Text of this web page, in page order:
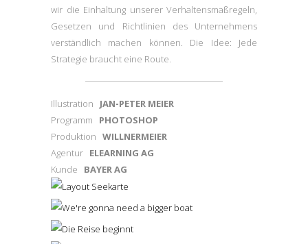
wir die Einhaltung unserer Verhaltensmaßregeln,
Gesetzen und Richtlinien des Unternehmens
verständlich machen können. Die Idee: Jede
Strategie braucht eine Route.
Illustration JAN-PETER MEIER
Programm PHOTOSHOP
Produktion WILLNERMEIER
Agentur ELEARNING AG
Kunde BAYER AG